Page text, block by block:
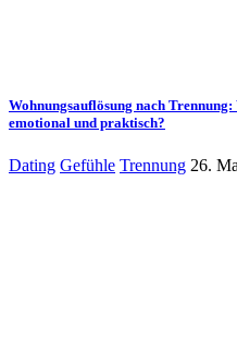
Wohnungsauflösung nach
emotional und praktisch?
Dating Gefühle Trennung 26.